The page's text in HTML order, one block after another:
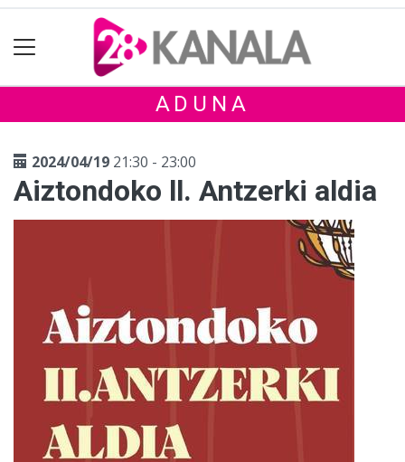
ADUNA
2024/04/19 21:30 - 23:00
Aiztondoko ll. Antzerki aldia